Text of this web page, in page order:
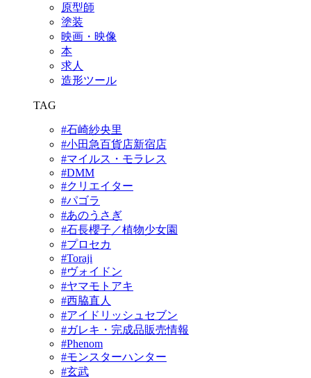
原型師
塗装
映画・映像
本
求人
造形ツール
TAG
#石崎紗央里
#小田急百貨店新宿店
#マイルス・モラレス
#DMM
#クリエイター
#パゴラ
#あのうさぎ
#石長櫻子／植物少女園
#プロセカ
#Toraji
#ヴォイドン
#ヤマモトアキ
#西脇直人
#アイドリッシュセブン
#ガレキ・完成品販売情報
#Phenom
#モンスターハンター
#玄武